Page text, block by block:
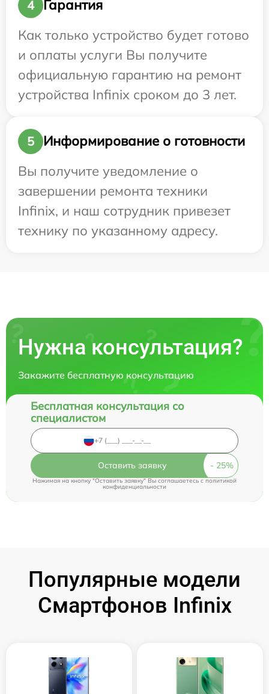
4
Гарантия
Как только устройство будет готово
и оплаты услуги Вы получите
официальную гарантию на ремонт
устройства Infinix сроком до 3 лет.
5
Информирование о готовности
Вы получите уведомление о
завершении ремонта техники
Infinix, и наш сотрудник привезет
технику по указанному адресу.
Нужна консультация?
Закажите бесплатную консультацию
Бесплатная консультация со
специалистом
Оставить заявку
Нажимая на кнопку "Оставить заявку" Вы соглашаетесь cполитикой
конфиденциальности
Популярные модели
Смартфонов Infinix